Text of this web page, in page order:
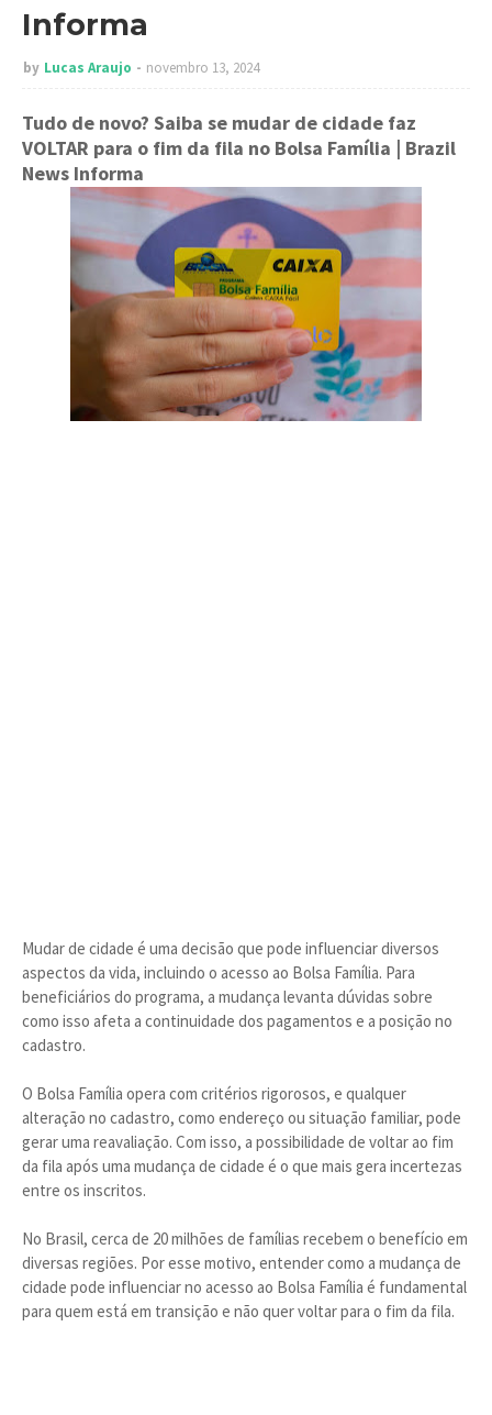
Informa
by Lucas Araujo novembro 13, 2024
Tudo de novo? Saiba se mudar de cidade faz
VOLTAR para o fim da fila no Bolsa Família | Brazil
News Informa
Mudar de cidade é uma decisão que pode influenciar diversos
aspectos da vida, incluindo o acesso ao Bolsa Família. Para
beneficiários do programa, a mudança levanta dúvidas sobre
como isso afeta a continuidade dos pagamentos e a posição no
cadastro.
O Bolsa Família opera com critérios rigorosos, e qualquer
alteração no cadastro, como endereço ou situação familiar, pode
gerar uma reavaliação. Com isso, a possibilidade de voltar ao fim
da fila após uma mudança de cidade é o que mais gera incertezas
entre os inscritos.
No Brasil, cerca de 20 milhões de famílias recebem o benefício em
diversas regiões. Por esse motivo, entender como a mudança de
cidade pode influenciar no acesso ao Bolsa Família é fundamental
para quem está em transição e não quer voltar para o fim da fila.